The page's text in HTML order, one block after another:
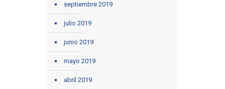
septiembre 2019
julio 2019
junio 2019
mayo 2019
abril 2019